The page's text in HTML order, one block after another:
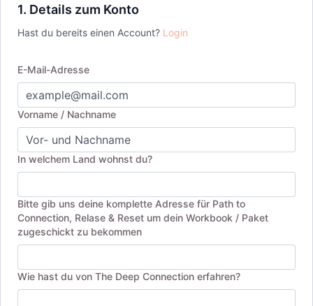
1. Details zum Konto
Hast du bereits einen Account? Login
E-Mail-Adresse
Vorname / Nachname
In welchem Land wohnst du?
Bitte gib uns deine komplette Adresse für Path to
Connection, Relase & Reset um dein Workbook / Paket
zugeschickt zu bekommen
Wie hast du von The Deep Connection erfahren?